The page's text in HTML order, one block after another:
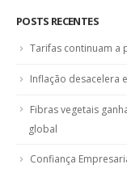
POSTS RECENTES
Tarifas continuam a
Inflação desacelera
Fibras vegetais
global
Confiança